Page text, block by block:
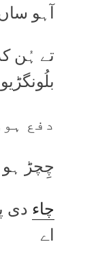
آہو
تے ہُن
بلُونگڑیو
دفع
چِچڑ ہو
چاء دی
اے